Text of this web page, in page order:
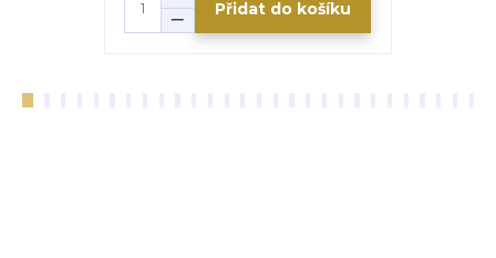
Přidat do košíku